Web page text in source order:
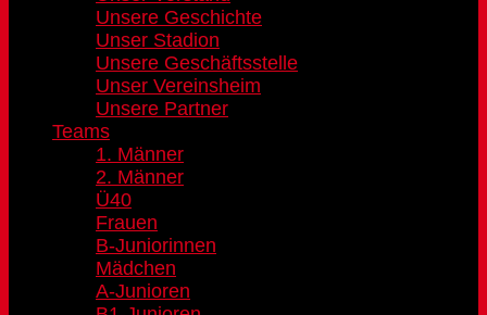
Unsere Geschichte
Unser Stadion
Unsere Geschäftsstelle
Unser Vereinsheim
Unsere Partner
Teams
1. Männer
2. Männer
Ü40
Frauen
B-Juniorinnen
Mädchen
A-Junioren